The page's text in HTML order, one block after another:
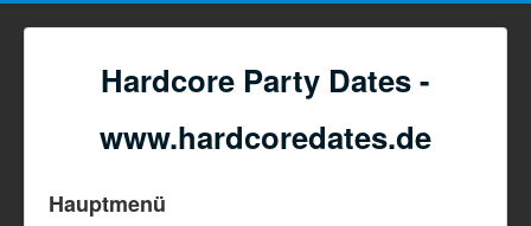
Hardcore Party Dates -
www.hardcoredates.de
Hauptmenü